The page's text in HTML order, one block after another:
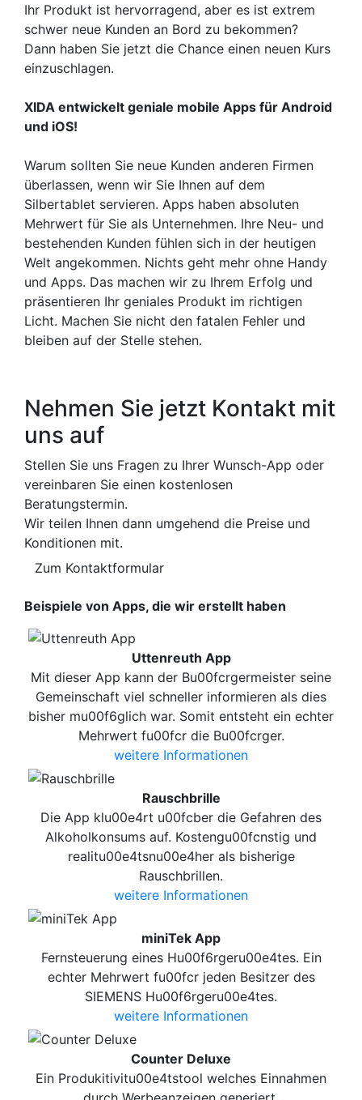
Ihr Produkt ist hervorragend, aber es ist extrem
schwer neue Kunden an Bord zu bekommen?
Dann haben Sie jetzt die Chance einen neuen Kurs
einzuschlagen.
XIDA entwickelt geniale mobile Apps für Android
und iOS!
Warum sollten Sie neue Kunden anderen Firmen
überlassen, wenn wir Sie Ihnen auf dem
Silbertablet servieren. Apps haben absoluten
Mehrwert für Sie als Unternehmen. Ihre Neu- und
bestehenden Kunden fühlen sich in der heutigen
Welt angekommen. Nichts geht mehr ohne Handy
und Apps. Das machen wir zu Ihrem Erfolg und
präsentieren Ihr geniales Produkt im richtigen
Licht. Machen Sie nicht den fatalen Fehler und
bleiben auf der Stelle stehen.
Nehmen Sie jetzt Kontakt mit
uns auf
Stellen Sie uns Fragen zu Ihrer Wunsch-App oder
vereinbaren Sie einen kostenlosen
Beratungstermin.
Wir teilen Ihnen dann umgehend die Preise und
Konditionen mit.
Zum Kontaktformular
Beispiele von Apps, die wir erstellt haben
Uttenreuth App
Mit dieser App kann der Bu00fcrgermeister seine
Gemeinschaft viel schneller informieren als dies
bisher mu00f6glich war. Somit entsteht ein echter
Mehrwert fu00fcr die Bu00fcrger.
weitere Informationen
Rauschbrille
Die App klu00e4rt u00fcber die Gefahren des
Alkoholkonsums auf. Kostengu00fcnstig und
realitu00e4tsnu00e4her als bisherige
Rauschbrillen.
weitere Informationen
miniTek App
Fernsteuerung eines Hu00f6rgeru00e4tes. Ein
echter Mehrwert fu00fcr jeden Besitzer des
SIEMENS Hu00f6rgeru00e4tes.
weitere Informationen
Counter Deluxe
Ein Produkitivitu00e4tstool welches Einnahmen